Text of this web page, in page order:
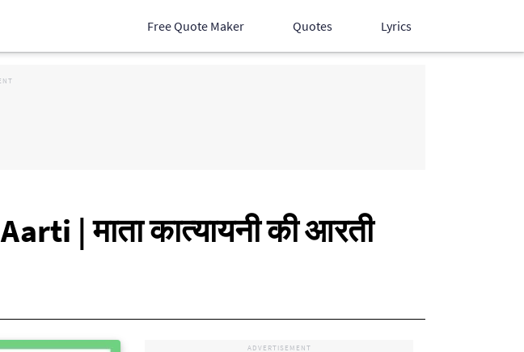
Free Quote Maker Quotes Lyrics
| माता कात्यायनी की आरती